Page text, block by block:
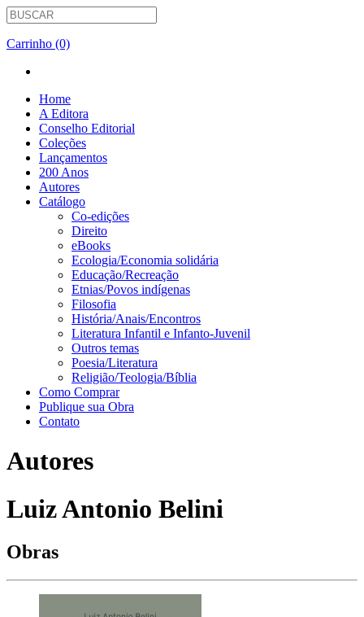
Carrinho (0)
Home
A Editora
Conselho Editorial
Coleções
Lançamentos
200 Anos
Autores
Catálogo
Co-edições
Direito
eBooks
Ecologia/Economia solidária
Educação/Recreação
Etnias/Povos indígenas
Filosofia
História/Anais/Encontros
Literatura Infantil e Infanto-Juvenil
Outros temas
Poesia/Literatura
Religião/Teologia/Bíblia
Como Comprar
Publique sua Obra
Contato
Autores
Luiz Antonio Belini
Obras